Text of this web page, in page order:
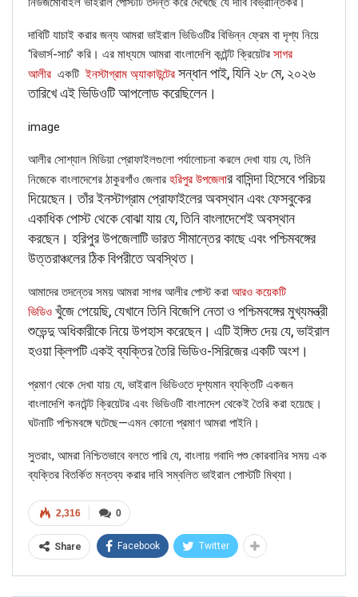
According to the caption, the video was shot when
Congress supporters chanted ‘Chowkidar Chor Hai’ at a
BJP rally in Bengaluru during the 2019 Lok Sabha election
campaigning.
the video in question has been doctored.
WhatsApp it now on +91 88268 00707
দাবিটি যাচাই করার জন্য আমরা ভাইরাল ভিডিওটির বিভিন্ন ফ্রেম বা দৃশ্য নিয়ে
‘রিভার্স-সার্চ’ করি। এর মাধ্যমে আমরা বাংলাদেশি কন্টেন্ট ক্রিয়েটর সাগর
আলীর একটি ইনস্টাগ্রাম অ্যাকাউন্টের সন্ধান পাই, যিনি ২৮ মে, ২০২৬
তারিখে এই ভিডিওটি আপলোড করেছিলেন।
image
আলীর সোশ্যাল মিডিয়া প্রোফাইলগুলো পর্যালোচনা করলে দেখা যায় যে, তিনি
নিজেকে বাংলাদেশের ঠাকুরগাঁও জেলার হরিপুর উপজেলার বাসিন্দা হিসেবে পরিচয়
দিয়েছেন। তাঁর ইনস্টাগ্রাম প্রোফাইলের অবস্থান এবং ফেসবুকের
একাধিক পোস্ট থেকে বোঝা যায় যে, তিনি বাংলাদেশেই অবস্থান
করছেন। হরিপুর উপজেলাটি ভারত সীমান্তের কাছে এবং পশ্চিমবঙ্গের
উত্তরাঞ্চলের ঠিক বিপরীতে অবস্থিত।
আমাদের তদন্তের সময় আমরা সাগর আলীর পোস্ট করা আরও কয়েকটি
ভিডিও খুঁজে পেয়েছি, যেখানে তিনি বিজেপি নেতা ও পশ্চিমবঙ্গের মুখ্যমন্ত্রী
শুভেন্দু অধিকারীকে নিয়ে উপহাস করেছেন। এটি ইঙ্গিত দেয় যে, ভাইরাল
হওয়া ক্লিপটি একই ব্যক্তির তৈরি ভিডিও-সিরিজের একটি অংশ।
প্রমাণ থেকে দেখা যায় যে, ভাইরাল ভিডিওতে দৃশ্যমান ব্যক্তিটি একজন
বাংলাদেশি কনটেন্ট ক্রিয়েটর এবং ভিডিওটি বাংলাদেশ থেকেই তৈরি করা হয়েছে।
ঘটনাটি পশ্চিমবঙ্গে ঘটেছে—এমন কোনো প্রমাণ আমরা পাইনি।
সুতরাং, আমরা নিশ্চিতভাবে বলতে পারি যে, বাংলায় গবাদি পশু কোরবানির সময় এক
ব্যক্তির বিতর্কিত মন্তব্য করার দাবি সম্বলিত ভাইরাল পোস্টটি মিথ্যা।
0
2,316
Share Facebook Twitter